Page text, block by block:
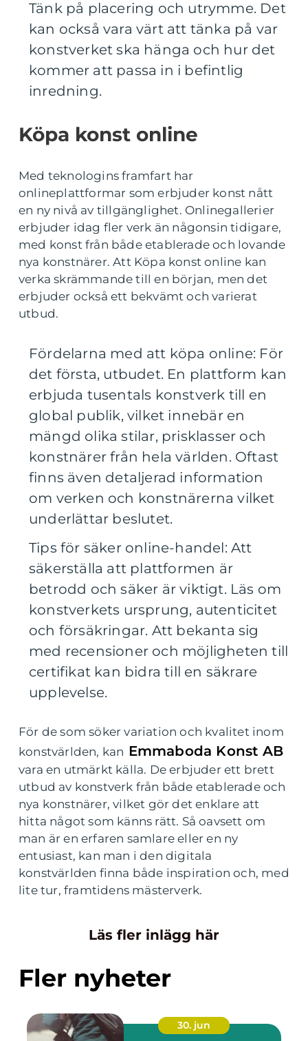
Tänk på placering och utrymme. Det
kan också vara värt att tänka på var
konstverket ska hänga och hur det
kommer att passa in i befintlig
inredning.
Köpa konst online
Med teknologins framfart har
onlineplattformar som erbjuder konst nått
en ny nivå av tillgänglighet. Onlinegallerier
erbjuder idag fler verk än någonsin tidigare,
med konst från både etablerade och lovande
nya konstnärer. Att Köpa konst online kan
verka skrämmande till en början, men det
erbjuder också ett bekvämt och varierat
utbud.
Fördelarna med att köpa online: För
det första, utbudet. En plattform kan
erbjuda tusentals konstverk till en
global publik, vilket innebär en
mängd olika stilar, prisklasser och
konstnärer från hela världen. Oftast
finns även detaljerad information
om verken och konstnärerna vilket
underlättar beslutet.
Tips för säker online-handel: Att
säkerställa att plattformen är
betrodd och säker är viktigt. Läs om
konstverkets ursprung, autenticitet
och försäkringar. Att bekanta sig
med recensioner och möjligheten till
certifikat kan bidra till en säkrare
upplevelse.
För de som söker variation och kvalitet inom
konstvärlden, kan Emmaboda Konst AB
vara en utmärkt källa. De erbjuder ett brett
utbud av konstverk från både etablerade och
nya konstnärer, vilket gör det enklare att
hitta något som känns rätt. Så oavsett om
man är en erfaren samlare eller en ny
entusiast, kan man i den digitala
konstvärlden finna både inspiration och, med
lite tur, framtidens mästerverk.
Läs fler inlägg här
Fler nyheter
30. jun